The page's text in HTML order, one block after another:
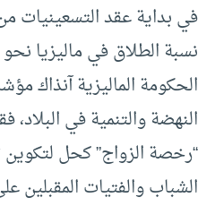
في بداية عقد التسعينيات
الحكومة الماليزية
النهضة والتنمية في
“رخصة الزواج” كحل
الشباب والفتيات المقبلين